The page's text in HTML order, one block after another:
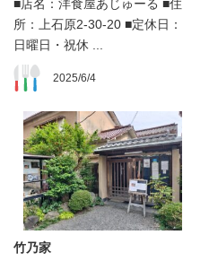
■店名：洋食屋あじゅーる ■住
所：上石原2-30-20 ■定休日：
日曜日・祝休 ...
2025/6/4
竹乃家